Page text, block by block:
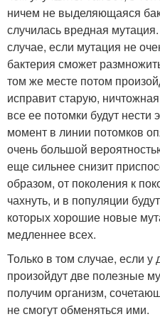
ничем не выделяющаяся
случилась вредная
случае, если мутация не
бактерия сможет
том же месте потом
исправит старую,
все ее потомки будут нести
момент в линии потомков
очень большой
еще сильнее снизит
образом, от поколения к
чахнуть, и в популяции
которых хорошие новые
медленнее всех.
Только в том случае, если у
произойдут две полезные
получим организм,
не смогут обменяться ими.